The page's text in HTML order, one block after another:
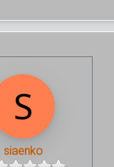
siaenko